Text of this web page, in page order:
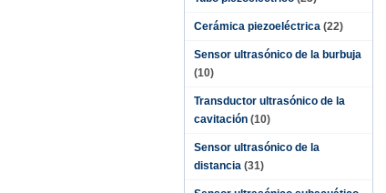
Cerámica piezoeléctrica (22)
Sensor ultrasónico de la burbuja
(10)
Transductor ultrasónico de la
cavitación (10)
Sensor ultrasónico de la
distancia (31)